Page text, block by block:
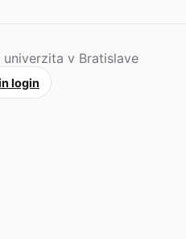
v Bratislave
login